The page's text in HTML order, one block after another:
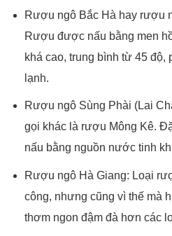
Rượu ngô Bắc Hà hay rượu
Rượu được nấu bằng men
khá cao, trung bình từ 45 độ,
lạnh.
Rượu ngô Sùng Phài (Lai
gọi khác là rượu Mông Kê.
nấu bằng nguồn nước tinh
Rượu ngô Hà Giang: Loại
công, nhưng cũng vì thế mà
thơm ngon đậm đà hơn các